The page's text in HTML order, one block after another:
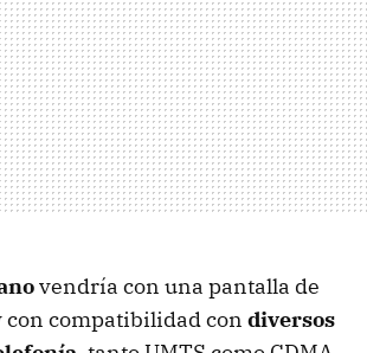
vendría con una pantalla de
con compatibilidad con diversos